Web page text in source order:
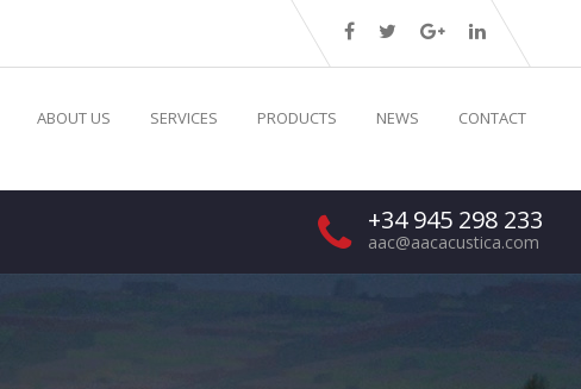
ABOUT US SERVICES PRODUCTS NEWS CONTACT
+34 945 298 233
aac@aacacustica.com